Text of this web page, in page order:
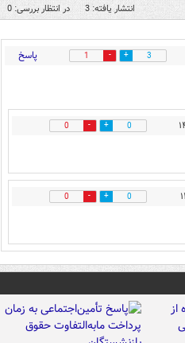
انتشار یافته: 3 در انتظار بررسی: 0
3
1 پاسخ
0
0
0
0